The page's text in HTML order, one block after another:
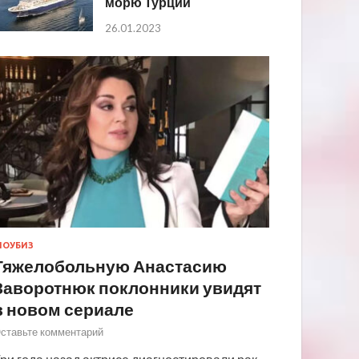
26.01.2023
Анастасию
поклонники увидят
новом сериале
комментарий